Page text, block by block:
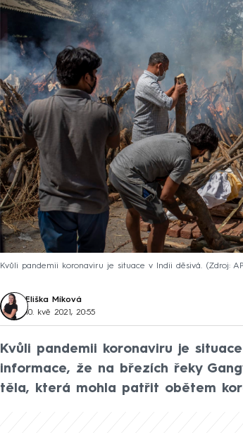
Kvůli pandemii koronaviru je situace v Indii děsivá. Zdroj: AP
Eliška Míková
10. kvě 2021, 20:55
Kvůli pandemii koronaviru je
informace, že na březích řeky
těla, která mohla patřit obětem